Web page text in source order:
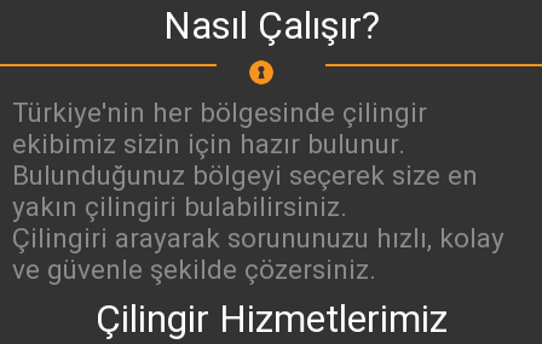
Nasıl Çalışır?
Türkiye'nin her bölgesinde çilingir
ekibimiz sizin için hazır bulunur.
Bulunduğunuz bölgeyi seçerek size en
yakın çilingiri bulabilirsiniz.
Çilingiri arayarak sorununuzu hızlı, kolay
ve güvenle şekilde çözersiniz.
Çilingir Hizmetlerimiz